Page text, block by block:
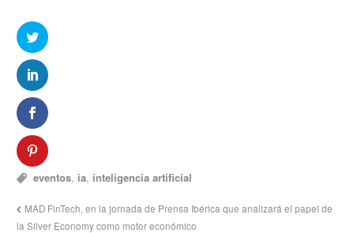
eventos, ia, inteligencia artificial
MAD FinTech, en la jornada de Prensa Ibérica que analizará el papel de
la Silver Economy como motor económico